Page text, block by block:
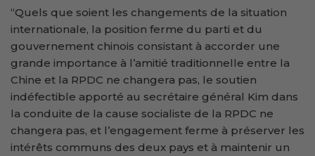
“Quels que soient les changements de la situation
internationale, la position ferme du parti et du
gouvernement chinois consistant à accorder une
grande importance à l’amitié traditionnelle entre la
Chine et la RPDC ne changera pas, le soutien
indéfectible apporté au secrétaire général Kim dans
la conduite de la cause socialiste de la RPDC ne
changera pas, et l’engagement ferme à préserver les
intérêts communs des deux pays et à maintenir un